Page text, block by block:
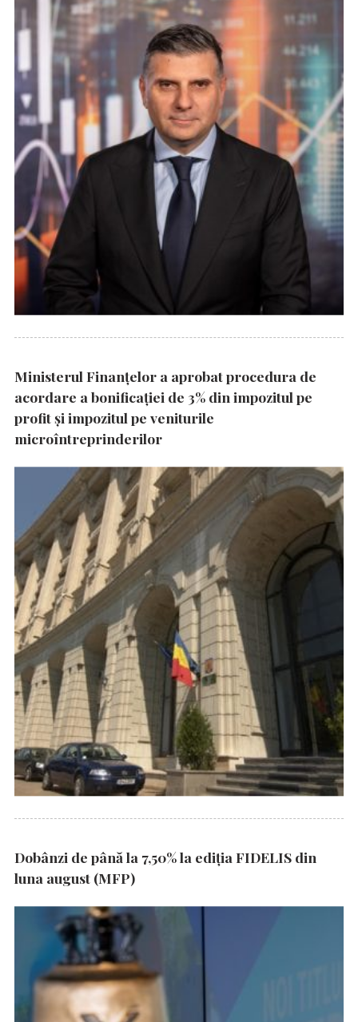
Ministerul Finanțelor a aprobat procedura de
acordare a bonificației de 3% din impozitul pe
profit și impozitul pe veniturile
microîntreprinderilor
Dobânzi de până la 7,50% la ediția FIDELIS din
luna august (MFP)